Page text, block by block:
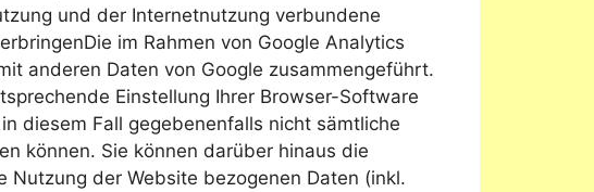
und der Internetnutzung verbundene
im Rahmen von Google Analytics
anderen Daten von Google zusammengeführt.
Einstellung Ihrer Browser-Software
diesem Fall gegebenenfalls nicht sämtliche
können. Sie können darüber hinaus die
der Website bezogenen Daten (inkl.